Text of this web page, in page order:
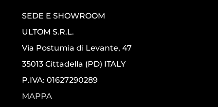
SEDE E SHOWROOM
ULTOM S.R.L.
Via Postumia di Levante, 47
35013 Cittadella (PD) ITALY
P.IVA: 01627290289
MAPPA